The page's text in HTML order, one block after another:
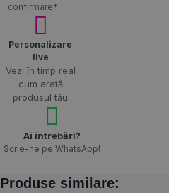
confirmare*
Personalizare
live
Vezi în timp real
cum arată
produsul tău
Ai întrebări?
Scrie-ne pe WhatsApp!
Produse similare: